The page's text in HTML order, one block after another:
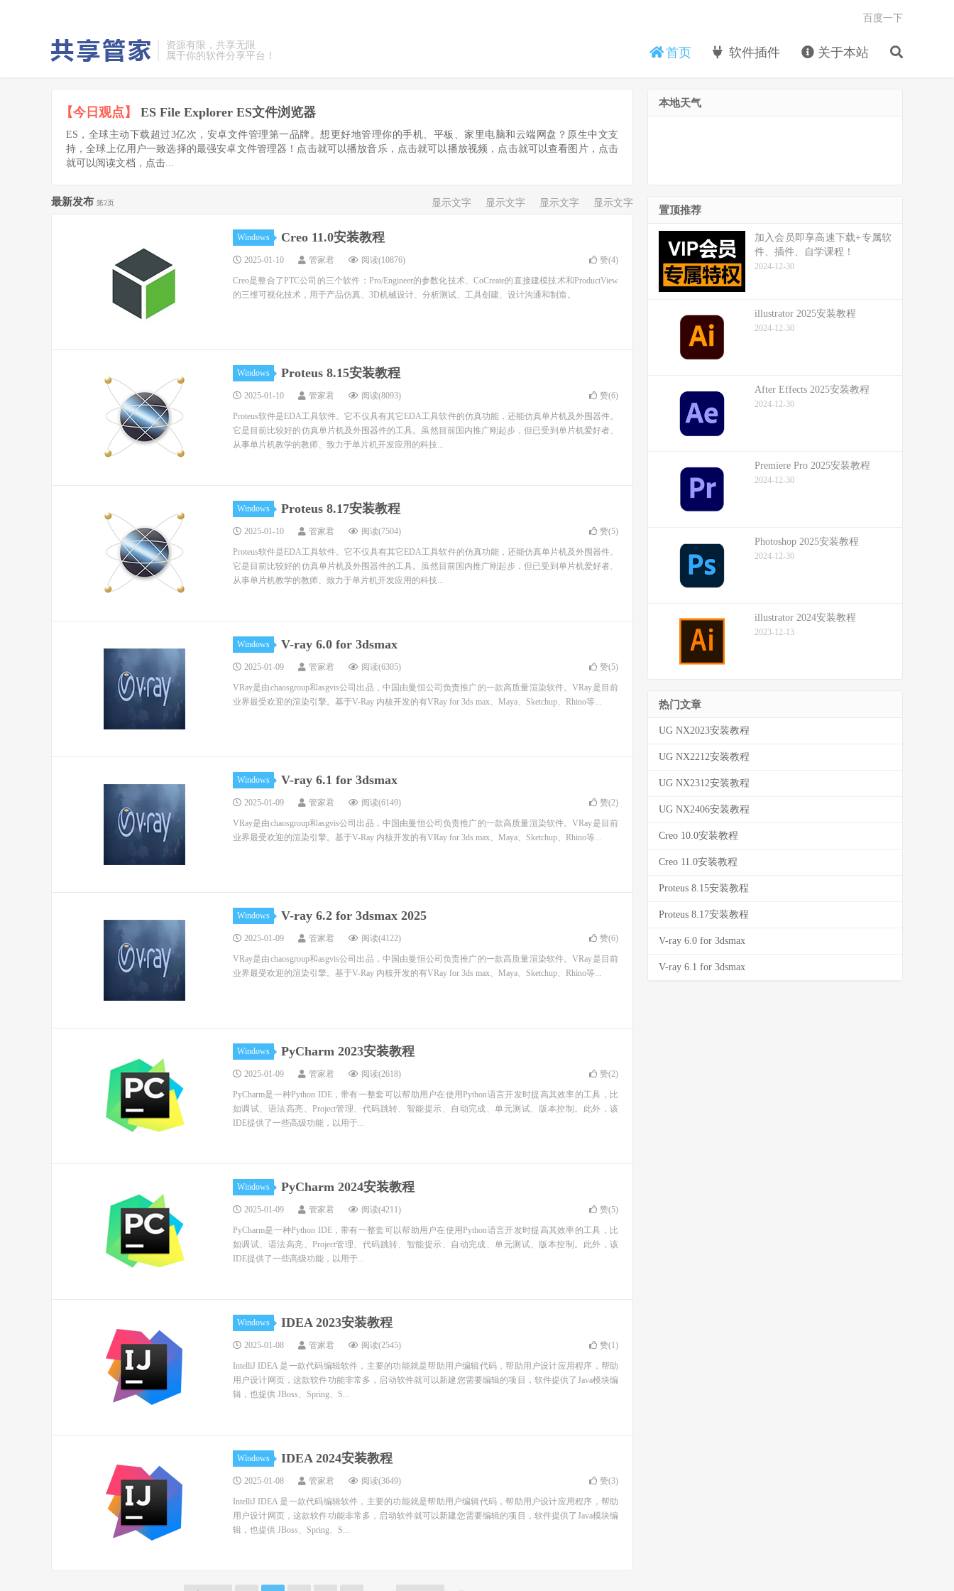
资源有限，共享无限
属于你的软件分享平台！
首页 软件插件 关于本站
百度一下
【今日观点】 ES File Explorer ES文件浏览器
ES，全球主动下载超过3亿次，安卓文件管理第一品牌。想更好地管理你的手机、平板、家里电脑和云端网盘？原生中文支
持，全球上亿用户一致选择的最强安卓文件管理器！点击就可以播放音乐，点击就可以播放视频，点击就可以查看图片，点击
就可以阅读文档，点击...
最新发布 第2页 显示文字 显示文字 显示文字 显示文字
Windows Creo 11.0安装教程
2025-01-10 管家君 阅读(10876) 赞(4)
Creo是整合了PTC公司的三个软件：Pro/Engineer的参数化技术、CoCreate的直接建模技术和ProductView
的三维可视化技术，用于产品仿真、3D机械设计、分析测试、工具创建、设计沟通和制造。
Windows Proteus 8.15安装教程
2025-01-10 管家君 阅读(8093) 赞(6)
Proteus软件是EDA工具软件。它不仅具有其它EDA工具软件的仿真功能，还能仿真单片机及外围器件。
它是目前比较好的仿真单片机及外围器件的工具。虽然目前国内推广刚起步，但已受到单片机爱好者、
从事单片机教学的教师、致力于单片机开发应用的科技...
Windows Proteus 8.17安装教程
2025-01-10 管家君 阅读(7504) 赞(5)
Proteus软件是EDA工具软件。它不仅具有其它EDA工具软件的仿真功能，还能仿真单片机及外围器件。
它是目前比较好的仿真单片机及外围器件的工具。虽然目前国内推广刚起步，但已受到单片机爱好者、
从事单片机教学的教师、致力于单片机开发应用的科技...
Windows V-ray 6.0 for 3dsmax
2025-01-09 管家君 阅读(6305) 赞(5)
VRay是由chaosgroup和asgvis公司出品，中国由曼恒公司负责推广的一款高质量渲染软件。VRay是目前
业界最受欢迎的渲染引擎。基于V-Ray 内核开发的有VRay for 3ds max、Maya、Sketchup、Rhino等...
Windows V-ray 6.1 for 3dsmax
2025-01-09 管家君 阅读(6149) 赞(2)
VRay是由chaosgroup和asgvis公司出品，中国由曼恒公司负责推广的一款高质量渲染软件。VRay是目前
业界最受欢迎的渲染引擎。基于V-Ray 内核开发的有VRay for 3ds max、Maya、Sketchup、Rhino等...
Windows V-ray 6.2 for 3dsmax 2025
2025-01-09 管家君 阅读(4122) 赞(6)
VRay是由chaosgroup和asgvis公司出品，中国由曼恒公司负责推广的一款高质量渲染软件。VRay是目前
业界最受欢迎的渲染引擎。基于V-Ray 内核开发的有VRay for 3ds max、Maya、Sketchup、Rhino等...
Windows PyCharm 2023安装教程
2025-01-09 管家君 阅读(2618) 赞(2)
PyCharm是一种Python IDE，带有一整套可以帮助用户在使用Python语言开发时提高其效率的工具，比
如调试、语法高亮、Project管理、代码跳转、智能提示、自动完成、单元测试、版本控制。此外，该
IDE提供了一些高级功能，以用于...
Windows PyCharm 2024安装教程
2025-01-09 管家君 阅读(4211) 赞(5)
PyCharm是一种Python IDE，带有一整套可以帮助用户在使用Python语言开发时提高其效率的工具，比
如调试、语法高亮、Project管理、代码跳转、智能提示、自动完成、单元测试、版本控制。此外，该
IDE提供了一些高级功能，以用于...
Windows IDEA 2023安装教程
2025-01-08 管家君 阅读(2545) 赞(1)
IntelliJ IDEA 是一款代码编辑软件，主要的功能就是帮助用户编辑代码，帮助用户设计应用程序，帮助
用户设计网页，这款软件功能非常多，启动软件就可以新建您需要编辑的项目，软件提供了Java模块编
辑，也提供 JBoss、Spring、S...
Windows IDEA 2024安装教程
2025-01-08 管家君 阅读(3649) 赞(3)
IntelliJ IDEA 是一款代码编辑软件，主要的功能就是帮助用户编辑代码，帮助用户设计应用程序，帮助
用户设计网页，这款软件功能非常多，启动软件就可以新建您需要编辑的项目，软件提供了Java模块编
辑，也提供 JBoss、Spring、S...
本地天气
置顶推荐
加入会员即享高速下载+专属软
件、插件、自学课程！
2024-12-30
illustrator 2025安装教程
2024-12-30
After Effects 2025安装教程
2024-12-30
Premiere Pro 2025安装教程
2024-12-30
Photoshop 2025安装教程
2024-12-30
illustrator 2024安装教程
2023-12-13
热门文章
UG NX2023安装教程
UG NX2212安装教程
UG NX2312安装教程
UG NX2406安装教程
Creo 10.0安装教程
Creo 11.0安装教程
Proteus 8.15安装教程
Proteus 8.17安装教程
V-ray 6.0 for 3dsmax
V-ray 6.1 for 3dsmax